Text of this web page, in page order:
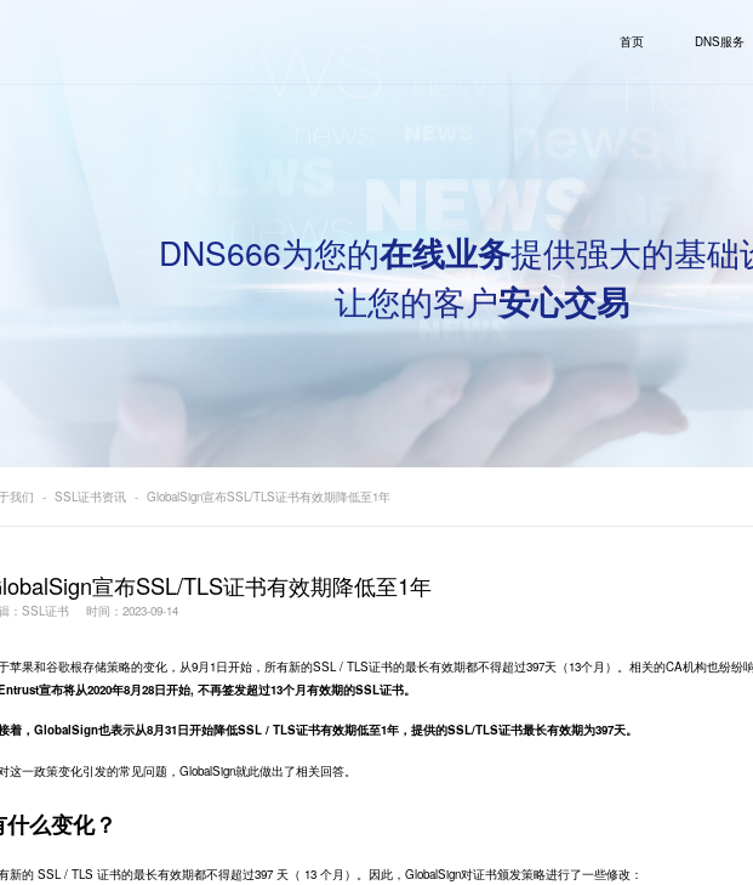
首页 DNS服务
DNS666为您的在线业务提供强大的基础
让您的客户安心交易
我们 SSL证书资讯 GlobalSign宣布SSL/TLS证书有效期降低至1年
宣布SSL/TLS证书有效期降低至1年
：SSL证书 时间：2023-09-14
苹果和谷歌根存储策略的变化，从9月1日开始，所有新的SSL / TLS证书的最长有效期都不得超过397天（13个月）。相关的CA机构也纷纷
宣布将从2020年8月28日开始, 不再签发超过13个月有效期的SSL证书。
着， GlobalSign也表示从8月31日开始降低SSL / TLS证书有效期低至1年，提供的SSL/TLS证书最长有效期为397天。
这一政策变化引发的常见问题，GlobalSign就此做出了相关回答。
什么变化？
新的 SSL / TLS 证书的最长有效期都不得超过397 天（ 13 个月）。因此，GlobalSign对证书颁发策略进行了一些修改：